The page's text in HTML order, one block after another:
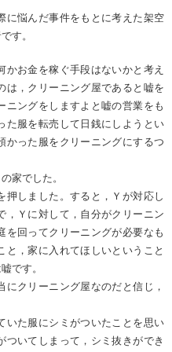
悩んだ事件をもとに考えた架空
す。
お金を稼ぐ手段はないかと考え
は，クリーニング屋であると嘘を
ングをしますよと嘘の営業をも
た服を転売して日銭にしようとい
かった服をクリーニングにするつ
家でした。
しました。すると，Ｙが対応し
，Ｙに対して，自分がクリーニン
を回ってクリーニングが必要なも
，家に入れてほしいということ
です。
クリーニング屋なのだと信じ，
た服にシミがついたことを思い
いてしまって，シミ抜きができ